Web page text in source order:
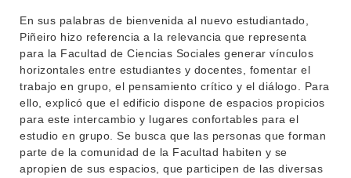
En sus palabras de bienvenida al nuevo estudiantado,
Piñeiro hizo referencia a la relevancia que representa
para la Facultad de Ciencias Sociales generar vínculos
horizontales entre estudiantes y docentes, fomentar el
trabajo en grupo, el pensamiento crítico y el diálogo. Para
ello, explicó que el edificio dispone de espacios propicios
para este intercambio y lugares confortables para el
estudio en grupo. Se busca que las personas que forman
parte de la comunidad de la Facultad habiten y se
apropien de sus espacios, que participen de las diversas